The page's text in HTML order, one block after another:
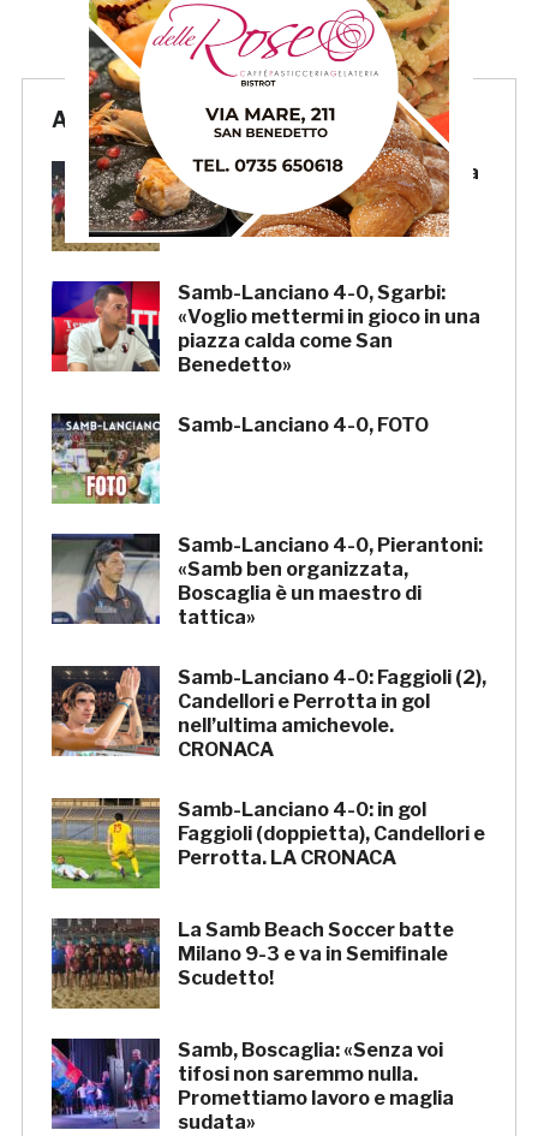
Articoli Recenti
Samb Beach Soccer, rimonta da
impazzire: 8-5 al We Beach
Catania e Finale Scudetto!
Samb-Lanciano 4-0, Sgarbi:
«Voglio mettermi in gioco in una
piazza calda come San
Benedetto»
Samb-Lanciano 4-0, FOTO
Samb-Lanciano 4-0, Pierantoni:
«Samb ben organizzata,
Boscaglia è un maestro di
tattica»
Samb-Lanciano 4-0: Faggioli (2),
Candellori e Perrotta in gol
nell’ultima amichevole.
CRONACA
Samb-Lanciano 4-0: in gol
Faggioli (doppietta), Candellori e
Perrotta. LA CRONACA
La Samb Beach Soccer batte
Milano 9-3 e va in Semifinale
Scudetto!
Samb, Boscaglia: «Senza voi
tifosi non saremmo nulla.
Promettiamo lavoro e maglia
sudata»